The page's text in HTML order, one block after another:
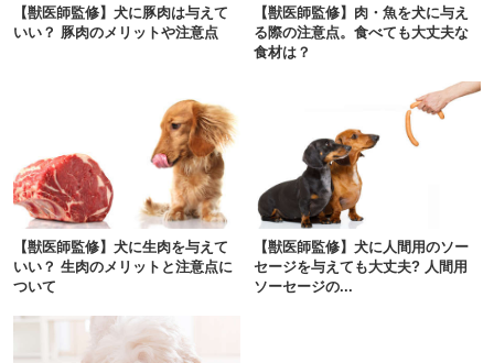
【獣医師監修】犬に豚肉は与えて
いい？ 豚肉のメリットや注意点
【獣医師監修】肉・魚を犬に与え
る際の注意点。食べても大丈夫な
食材は？
【獣医師監修】犬に生肉を与えて
いい？ 生肉のメリットと注意点に
ついて
【獣医師監修】犬に人間用のソー
セージを与えても大丈夫? 人間用
ソーセージの...
pecodogs
いぬ部をフォロー
アプリで開く